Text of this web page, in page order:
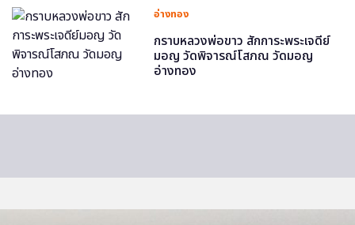
อ่างทอง
กราบหลวงพ่อขาว สักการะพระเจดีย์
มอญ วัดพิจารณ์โสภณ วัดมอญ
อ่างทอง